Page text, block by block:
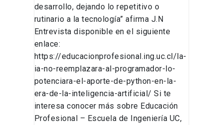
desarrollo, dejando lo repetitivo o
rutinario a la tecnología” afirma J.N
Entrevista disponible en el siguiente
enlace:
https://educacionprofesional.ing.uc.cl/la-
ia-no-reemplazara-al-programador-lo-
potenciara-el-aporte-de-python-en-la-
era-de-la-inteligencia-artificial/ Si te
interesa conocer más sobre Educación
Profesional – Escuela de Ingeniería UC,